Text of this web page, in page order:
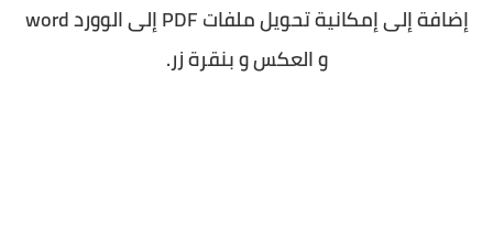
إضافة إلى إمكانية تحويل ملفات PDF إلى الوورد word
و العكس و بنقرة زر.